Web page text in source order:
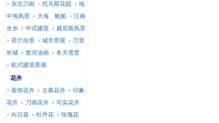
东北刀画
托马斯花园
地
中海风景
大海、帆船
江南
水乡
中式建筑
威尼斯风景
荷兰街景
城市景观
万里
长城
黄河油画
冬天雪景
欧式建筑景观
花卉
装饰花卉
古典花卉
印象
花卉
刀画花卉
写实花卉
向日葵
牡丹花
玫瑰花